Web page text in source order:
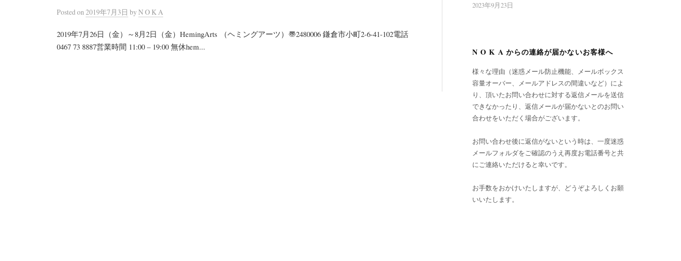
Postedon 2019年7月3日 by N O K A
2019年7月26日（金）～8月2日（金）HemingArts （ヘミングアーツ）〠2480006 鎌倉市小町2-6-41-102電話
0467 73 8887営業時間 11:00 – 19:00 無休hem...
2023年9月23日
N O K A からの連絡が届かないお客様へ
様々な理由（迷惑メール防止機能、メールボックス
容量オーバー、メールアドレスの間違いなど）によ
り、頂いたお問い合わせに対する返信メールを送信
できなかったり、返信メールが届かないとのお問い
合わせをいただく場合がございます。
お問い合わせ後に返信がないという時は、一度迷惑
メールフォルダをご確認のうえ再度お電話番号と共
にご連絡いただけると幸いです。
お手数をおかけいたしますが、どうぞよろしくお願
いいたします。